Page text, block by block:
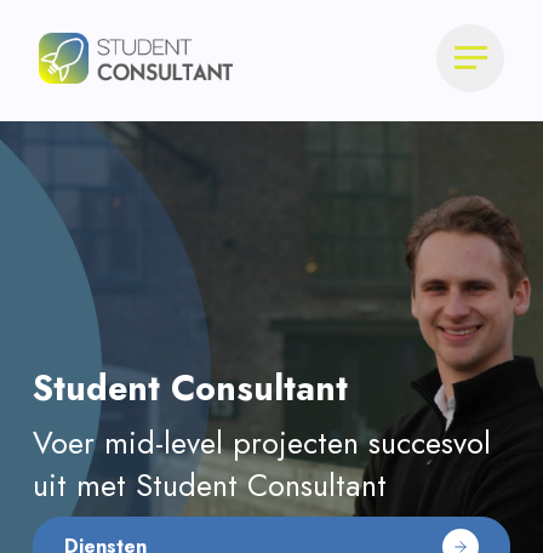
Student Consultant
Voer mid-level projecten succesvol
uit met Student Consultant
Diensten